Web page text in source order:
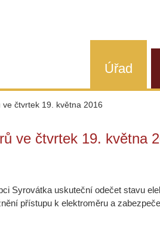
Úřad
čtvrtek 19. května 2016
ve čtvrtek 19. května
Syrovátka uskuteční odečet stavu
přístupu k elektroměru a